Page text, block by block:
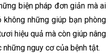
biện pháp đơn giản mà ai
những giúp bạn phòng
hiệu quả mà còn giúp nâng
nguy cơ của bệnh tật.